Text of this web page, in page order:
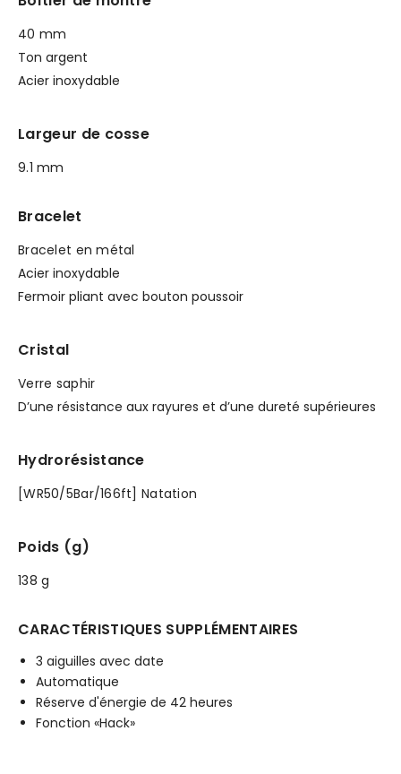
40 mm
Ton argent
Acier inoxydable
Largeur de cosse
9.1 mm
Bracelet
Bracelet en métal
Acier inoxydable
Fermoir pliant avec bouton poussoir
Cristal
Verre saphir
D’une résistance aux rayures et d’une dureté supérieures
Hydrorésistance
[WR50/5Bar/166ft] Natation
Poids (g)
138 g
CARACTÉRISTIQUES SUPPLÉMENTAIRES
3 aiguilles avec date
Automatique
Réserve d'énergie de 42 heures
Fonction «Hack»